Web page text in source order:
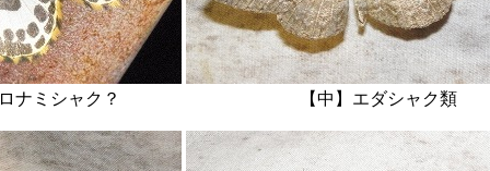
リシロナミシャク？ 【中】エダシャ